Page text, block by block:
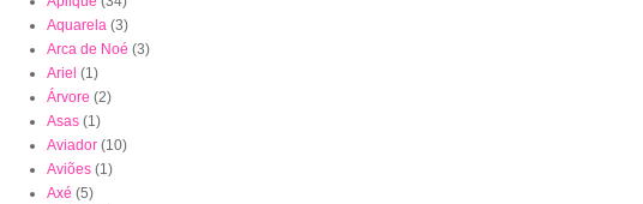
Aquarela (3)
Arca de Noé (3)
Ariel (1)
Árvore (2)
Asas (1)
Aviador (10)
Aviões (1)
Axé (5)